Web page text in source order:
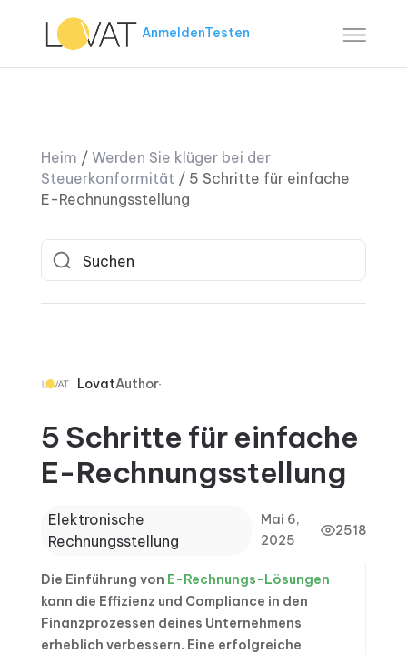
AnmeldenTesten
Heim / Werden Sie klüger bei der
Steuerkonformität/ 5 Schritte für einfache
E-Rechnungsstellung
LovatAuthor
5 Schritte für einfache
E-Rechnungsstellung
Elektronische
Rechnungsstellung
Mai 6,
2025
2518
Die Einführung von E-Rechnungs-Lösungen
kann die Effizienz und Compliance in den
Finanzprozessen deines Unternehmens
erheblich verbessern. Eine erfolgreiche